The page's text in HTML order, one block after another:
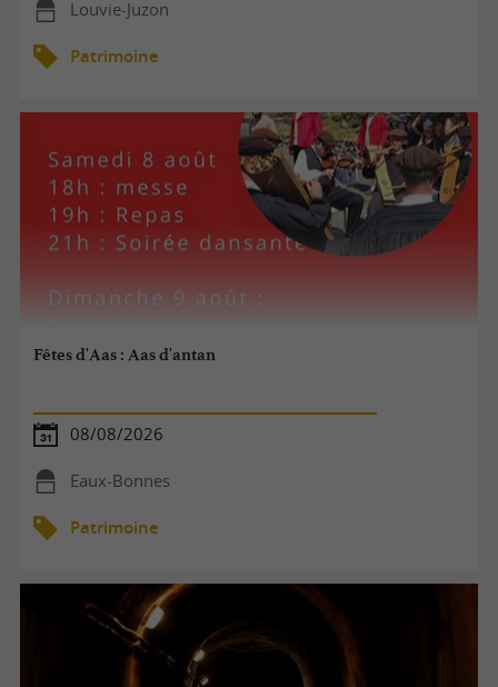
Louvie-Juzon
Patrimoine
Fêtes d'Aas : Aas d'antan
08/08/2026
Eaux-Bonnes
Patrimoine